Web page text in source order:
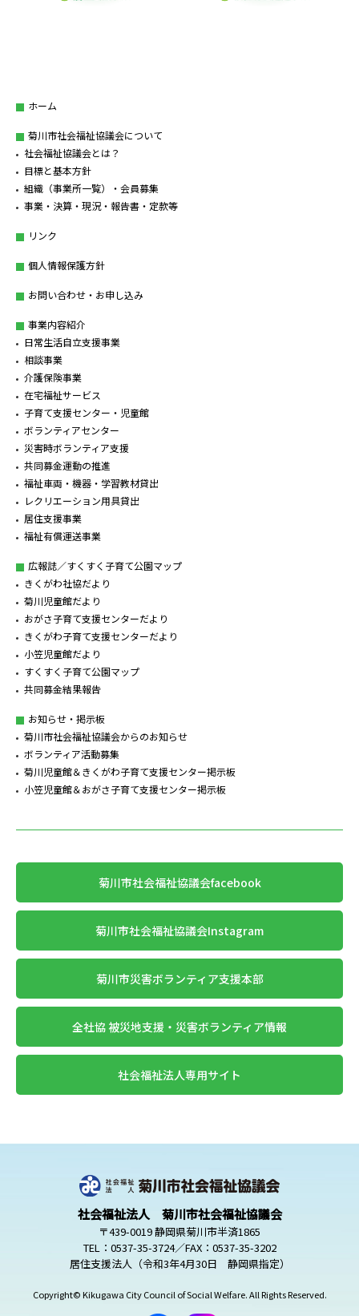
ホーム
菊川市社会福祉協議会について
社会福祉協議会とは？
目標と基本方針
組織（事業所一覧）・会員募集
事業・決算・現況・報告書・定款等
リンク
個人情報保護方針
お問い合わせ・お申し込み
事業内容紹介
日常生活自立支援事業
相談事業
介護保険事業
在宅福祉サービス
子育て支援センター・児童館
ボランティアセンター
災害時ボランティア支援
共同募金運動の推進
福祉車両・機器・学習教材貸出
レクリエーション用具貸出
居住支援事業
福祉有償運送事業
広報誌／すくすく子育て公園マップ
きくがわ社協だより
菊川児童館だより
おがさ子育て支援センターだより
きくがわ子育て支援センターだより
小笠児童館だより
すくすく子育て公園マップ
共同募金結果報告
お知らせ・掲示板
菊川市社会福祉協議会からのお知らせ
ボランティア活動募集
菊川児童館＆きくがわ子育て支援センター掲示板
小笠児童館＆おがさ子育て支援センター掲示板
菊川市社会福祉協議会facebook
菊川市社会福祉協議会Instagram
菊川市災害ボランティア支援本部
全社協 被災地支援・災害ボランティア情報
社会福祉法人専用サイト
社会福祉法人 菊川市社会福祉協議会
〒439-0019 静岡県菊川市半済1865
TEL：0537-35-3724／FAX：0537-35-3202
居住支援法人（令和3年4月30日 静岡県指定）
Copyright© Kikugawa City Council of Social Welfare. All Rights Reserved.